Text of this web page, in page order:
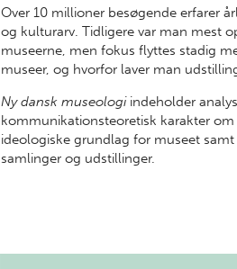
Over 10 millioner besøgende erfarer
og kulturarv. Tidligere var man mest
museerne, men fokus flyttes stadig
museer, og hvorfor laver man
Ny dansk museologiindeholder
kommunikationsteoretisk karakter
ideologiske grundlag for museet
samlinger og udstillinger.